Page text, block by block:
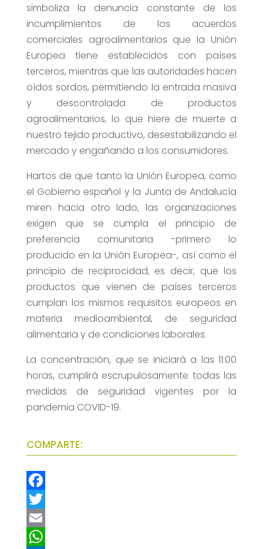
simboliza la denuncia constante de los
incumplimientos de los acuerdos
comerciales agroalimentarios que la Unión
Europea tiene establecidos con países
terceros, mientras que las autoridades hacen
oídos sordos, permitiendo la entrada masiva
y descontrolada de productos
agroalimentarios, lo que hiere de muerte a
nuestro tejido productivo, desestabilizando el
mercado y engañando a los consumidores.
Hartos de que tanto la Unión Europea, como
el Gobierno español y la Junta de Andalucía
miren hacia otro lado, las organizaciones
exigen que se cumpla el principio de
preferencia comunitaria -primero lo
producido en la Unión Europea-, así como el
principio de reciprocidad, es decir, que los
productos que vienen de países terceros
cumplan los mismos requisitos europeos en
materia medioambiental, de seguridad
alimentaria y de condiciones laborales.
La concentración, que se iniciará a las 11:00
horas, cumplirá escrupulosamente todas las
medidas de seguridad vigentes por la
pandemia COVID-19.
COMPARTE:
F
a
c
T
w
E